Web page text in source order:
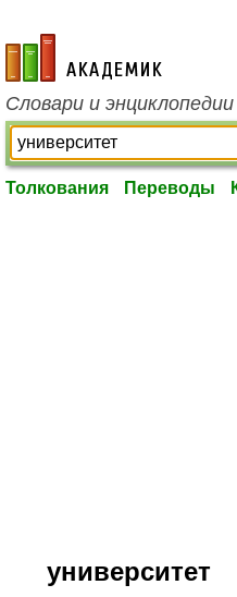
academic.ru
Словари и
Толкования Переводы
университет